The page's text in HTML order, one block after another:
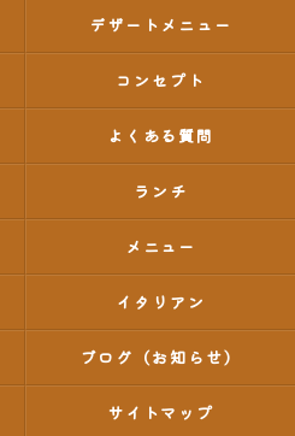
デザートメニュー
コンセプト
よくある質問
ランチ
メニュー
イタリアン
ブログ（お知らせ）
サイトマップ